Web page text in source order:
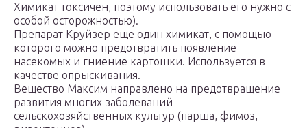
Химикат токсичен, поэтому использовать его нужно с
особой осторожностью).
Препарат Круйзер еще один химикат, с помощью
которого можно предотвратить появление
насекомых и гниение картошки. Используется в
качестве опрыскивания.
Вещество Максим направлено на предотвращение
развития многих заболеваний
сельскохозяйственных культур (парша, фимоз,